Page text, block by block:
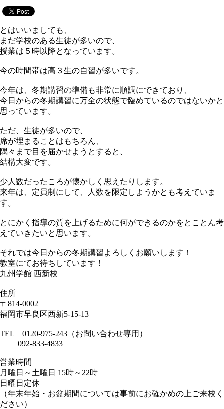
とはいいましても、
まだ学校のある生徒が多いので、
授業は５時以降となっています。
今の時間帯は高３生の自習が多いです。
今年は、冬期講習の準備も非常に順調にできており、
今日からの冬期講習に万全の状態で臨めているのではないかと
思っています。
ただ、生徒が多いので、
席が埋まることはもちろん、
隅々まで目を届かせようとすると、
結構大変です。
少人数だったころが懐かしく思えたりします。
来年は、定員制にして、人数を限定しようかとも考えていま
す。
とにかく指導の質を上げるために何ができるのかをとことん考
えていきたいと思います。
それでは今日からの冬期講習よろしくお願いします！
教室にてお待ちしています！
九州学館 西新校
住所
〒814-0002
福岡市早良区西新5-15-13
TEL 0120-975-243（お問い合わせ専用）
092-833-4833
営業時間
月曜日～土曜日 15時～22時
日曜日定休
（年末年始・お盆期間については事前にお確かめの上ご来校く
ださい）